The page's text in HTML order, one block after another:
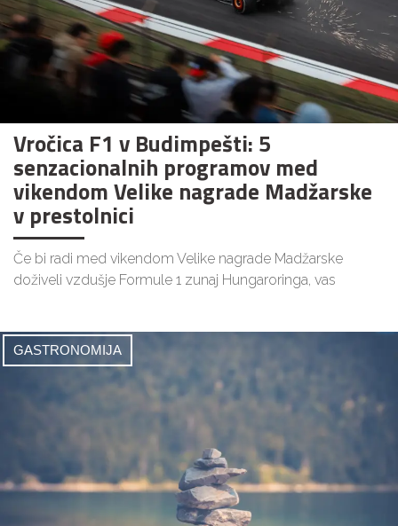
Vročica F1 v Budimpešti: 5
senzacionalnih programov med
vikendom Velike nagrade Madžarske
v prestolnici
Če bi radi med vikendom Velike nagrade Madžarske
doživeli vzdušje Formule 1 zunaj Hungaroringa, vas
GASTRONOMIJA